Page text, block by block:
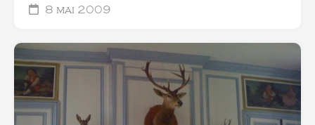
8 mai 2009